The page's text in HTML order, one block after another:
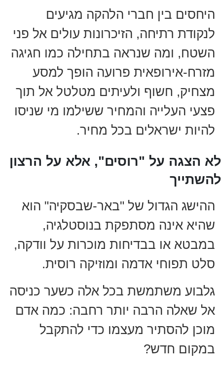
היחסים בין חברי הלהקה מגיעים
לנקודת רתיחה, הזיכרונות עולים אל פני
השטח, ומה שנראה בתחילה כמו חגיגה
מזרח-אירופאית פרועה הופך למסע
מצחיק, חשוף ולעיתים מטלטל אל תוך
פצעי העלייה והמחיר ששילמו מי שניסו
להיות ישראלים בכל מחיר.
לא הצגה על "רוסים", אלא על הרצון
להשתייך
ההישג הגדול של "באר-שבסקיה" הוא
שהיא אינה מסתפקת בנוסטלגיה,
במבטא או בבדיחות מוכרות על וודקה,
סלט תפוחי אדמה ומוזיקה רוסית.
גלבוע משתמשת בכל אלה כשער כניסה
אל שאלה הרבה יותר רחבה: כמה אדם
מוכן להסתיר מעצמו כדי להתקבל
במקום חדש?